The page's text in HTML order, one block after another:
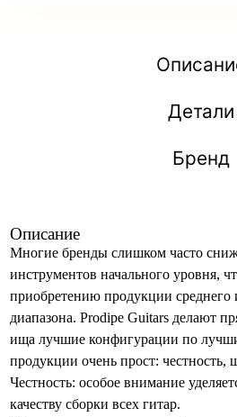
Детали
Бренд
Описание
Многие бренды слишком часто
инструментов начального уровня,
приобретению продукции
диапазона. Prodipe Guitars делают
ища лучшие конфигурации по
продукции очень прост: честность,
Честность: особое внимание
качеству сборки всех гитар.